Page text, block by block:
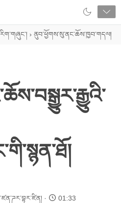
› ནུབ་ཕྱོགས་སུ་ནང་ཆོས་ཁྱབ་གདལ།
01:33